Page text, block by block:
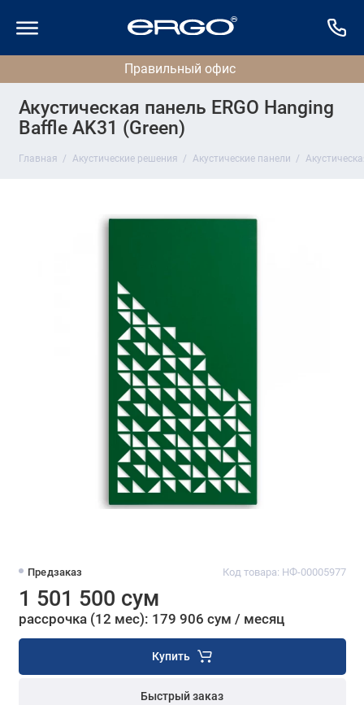
Акустическая панель ERGO Hanging
Baffle AK31 (Green)
Главная Акустические решения Акустические панели
Предзаказ Код товара: НФ-00005977
1 501 500 сум
рассрочка (12 мес): 179 906 сум / месяц
Купить
Быстрый заказ